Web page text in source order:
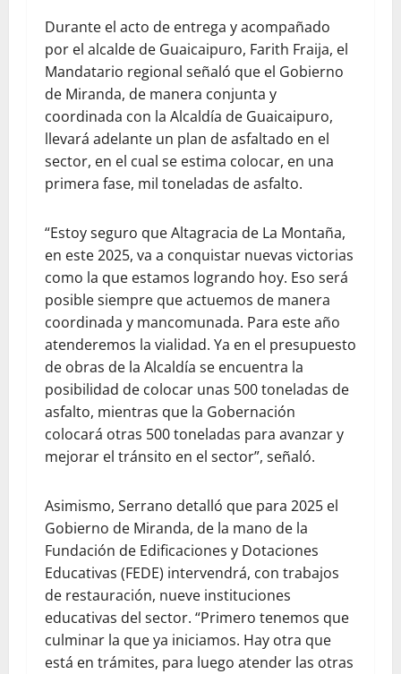
Durante el acto de entrega y acompañado
por el alcalde de Guaicaipuro, Farith Fraija, el
Mandatario regional señaló que el Gobierno
de Miranda, de manera conjunta y
coordinada con la Alcaldía de Guaicaipuro,
llevará adelante un plan de asfaltado en el
sector, en el cual se estima colocar, en una
primera fase, mil toneladas de asfalto.
“Estoy seguro que Altagracia de La Montaña,
en este 2025, va a conquistar nuevas victorias
como la que estamos logrando hoy. Eso será
posible siempre que actuemos de manera
coordinada y mancomunada. Para este año
atenderemos la vialidad. Ya en el presupuesto
de obras de la Alcaldía se encuentra la
posibilidad de colocar unas 500 toneladas de
asfalto, mientras que la Gobernación
colocará otras 500 toneladas para avanzar y
mejorar el tránsito en el sector”, señaló.
Asimismo, Serrano detalló que para 2025 el
Gobierno de Miranda, de la mano de la
Fundación de Edificaciones y Dotaciones
Educativas (FEDE) intervendrá, con trabajos
de restauración, nueve instituciones
educativas del sector. “Primero tenemos que
culminar la que ya iniciamos. Hay otra que
está en trámites, para luego atender las otras